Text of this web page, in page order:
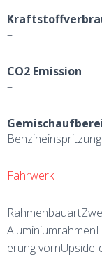
–
CO2 Emission
–
Benzineinspritzung
Fahrwerk
erung